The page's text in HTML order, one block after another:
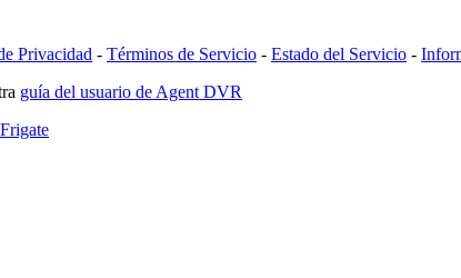
Privacidad - Términos de Servicio - Estado del Servicio -
guía del usuario de Agent DVR